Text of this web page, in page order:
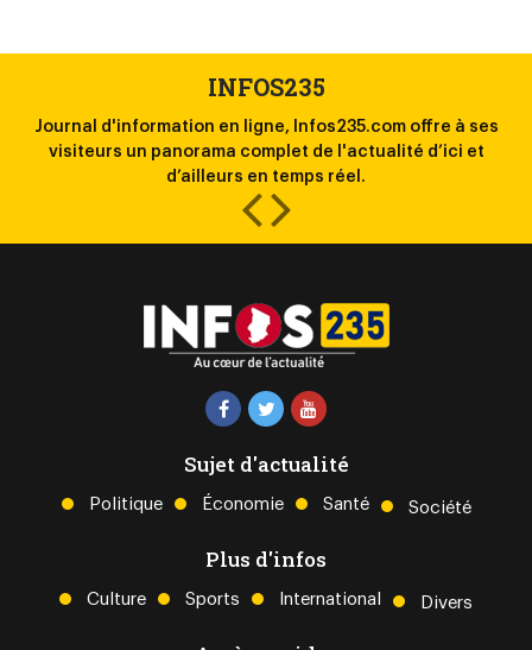
INFOS235
Journal d'information en ligne, Infos235.com offre à ses
visiteurs un panorama complet de l'actualité d’ici et
d’ailleurs en temps réel.
Sujet d'actualité
Politique Économie Santé Société
Plus d'infos
Culture Sports International Divers